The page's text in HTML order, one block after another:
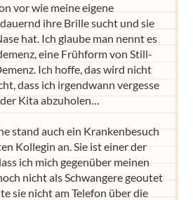
vor wie meine eigene
ihre Brille sucht und sie
hat. Ich glaube man nennt es
eine Frühform von Still-
Ich hoffe, das wird nicht
dass ich irgendwann vergesse
Kita abzuholen…
stand auch ein Krankenbesuch
Kollegin an. Sie ist einer der
ich mich gegenüber meinen
nicht als Schwangere geoutet
sie nicht am Telefon über die